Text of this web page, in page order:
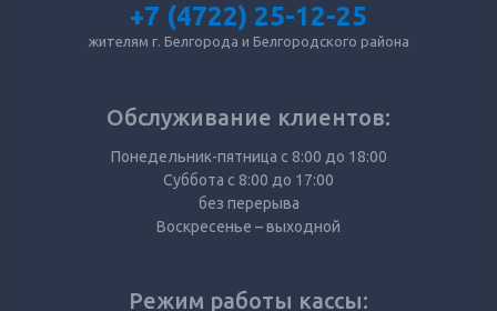
+7 (4722) 25-12-25
жителям г. Белгорода и Белгородского района
Обслуживание клиентов:
Понедельник-пятница с 8:00 до 18:00
Суббота с 8:00 до 17:00
без перерыва
Воскресенье – выходной
Режим работы кассы: